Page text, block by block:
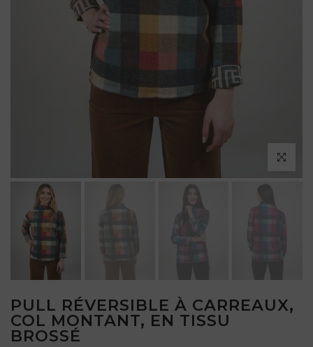
Cliquez
PULL RÉVERSIBLE À CARREAUX,
COL MONTANT, EN TISSU
BROSSÉ